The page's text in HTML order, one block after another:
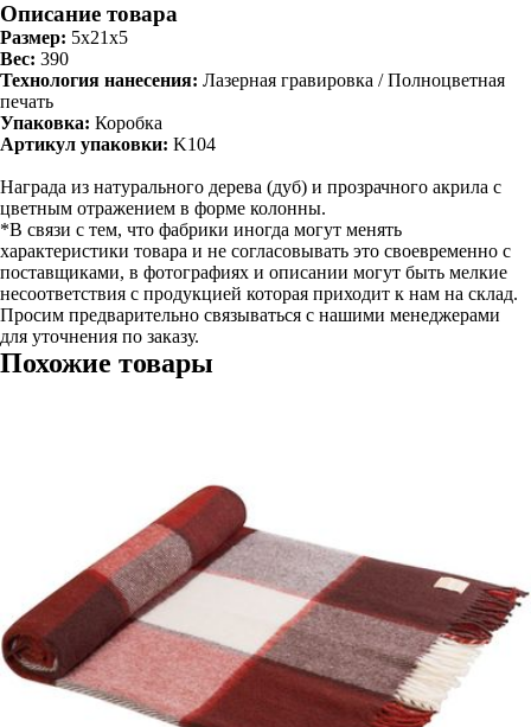
Описание товара
Размер: 5x21x5
Вес: 390
Технология нанесения: Лазерная гравировка / Полноцветная
печать
Упаковка: Коробка
Артикул упаковки: K104
Награда из натурального дерева (дуб) и прозрачного акрила с
цветным отражением в форме колонны.
*В связи с тем, что фабрики иногда могут менять
характеристики товара и не согласовывать это своевременно с
поставщиками, в фотографиях и описании могут быть мелкие
несоответствия с продукцией которая приходит к нам на склад.
Просим предварительно связываться с нашими менеджерами
для уточнения по заказу.
Похожие товары